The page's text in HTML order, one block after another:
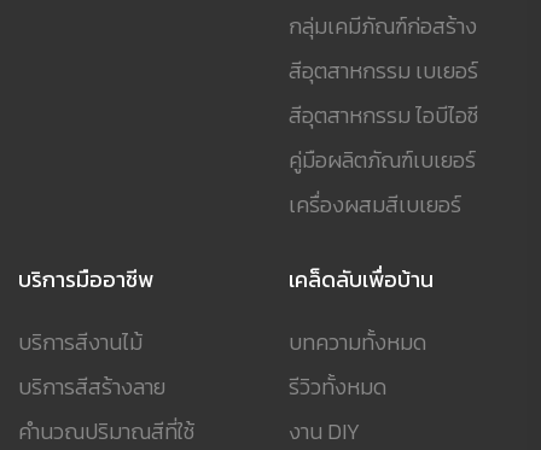
กลุ่มเคมีภัณฑ์ก่อสร้าง
สีอุตสาหกรรม เบเยอร์
สีอุตสาหกรรม ไอบีไอซี
คู่มือผลิตภัณฑ์เบเยอร์
เครื่องผสมสีเบเยอร์
บริการมืออาชีพ
บริการสีงานไม้
บริการสีสร้างลาย
คำนวณปริมาณสีที่ใช้
เคล็ดลับเพื่อบ้าน
บทความทั้งหมด
รีวิวทั้งหมด
งาน DIY